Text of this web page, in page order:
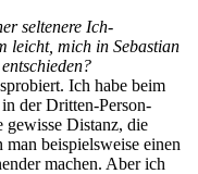
seltenere Ich-
leicht, mich in Sebastian
Ich habe beim
der Dritten-Person-
gewisse Distanz, die
beispielsweise einen
machen. Aber ich